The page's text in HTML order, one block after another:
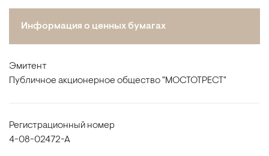
Информация о ценных бумагах
Эмитент
Публичное акционерное общество "МОСТОТРЕСТ"
Регистрационный номер
4-08-02472-A